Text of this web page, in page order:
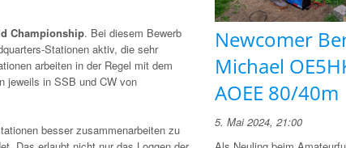
Championship. Bei diesem Bewerb
Stationen aktiv, die sehr
arbeiten in der Regel mit dem
jeweils in SSB und CW von
besser zusammenarbeiten zu
Newcomer
Michael
AOEE 80/40m
5. Mai 2024, 21:00